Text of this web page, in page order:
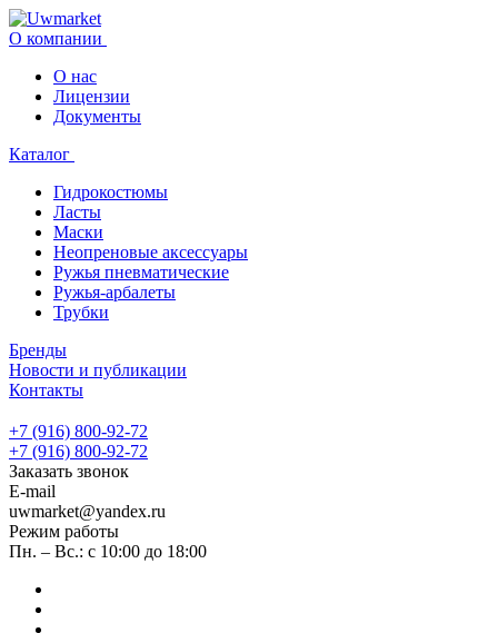
О компании
О нас
Лицензии
Документы
Каталог
Гидрокостюмы
Ласты
Маски
Неопреновые аксессуары
Ружья пневматические
Ружья-арбалеты
Трубки
Бренды
Новости и публикации
Контакты
+7 (916) 800-92-72
+7 (916) 800-92-72
Заказать звонок
E-mail
uwmarket@yandex.ru
Режим работы
Пн. – Вс.: с 10:00 до 18:00